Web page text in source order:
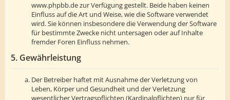
www.phpbb.de zur Verfügung gestellt. Beide haben keinen
Einfluss auf die Art und Weise, wie die Software verwendet
wird. Sie können insbesondere die Verwendung der Software
für bestimmte Zwecke nicht untersagen oder auf Inhalte
fremder Foren Einfluss nehmen.
5. Gewährleistung
Der Betreiber haftet mit Ausnahme der Verletzung von
Leben, Körper und Gesundheit und der Verletzung
wesentlicher Vertragspflichten (Kardinalpflichten) nur für